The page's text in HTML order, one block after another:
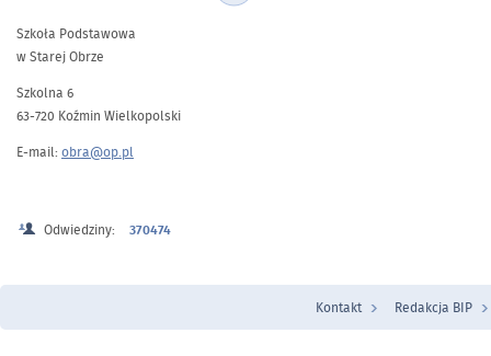
Szkoła Podstawowa
w Starej Obrze
Szkolna 6
63-720 Koźmin Wielkopolski
E-mail: obra@op.pl
Odwiedziny: 370474
Menu Stopka
Kontakt Redakcja BIP